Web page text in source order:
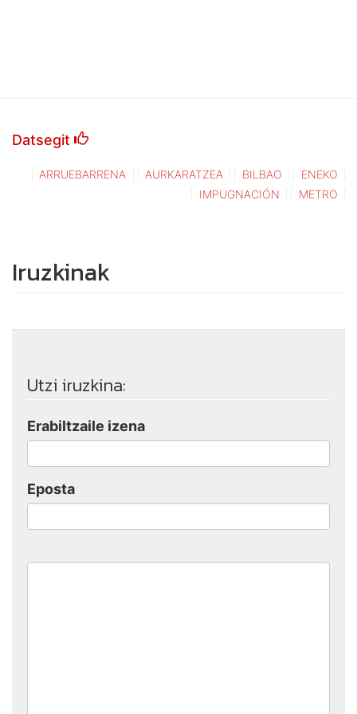
Datsegit
ARRUEBARRENA AURKARATZEA BILBAO
ENEKO
IMPUGNACIÓN
METRO
Iruzkinak
Utzi iruzkina:
Erabiltzaile izena
Eposta